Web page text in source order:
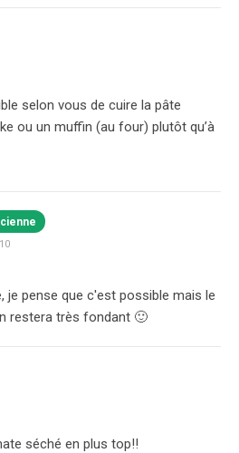
selon vous de cuire la pâte
ou un muffin (au four) plutôt qu’à
je pense que c'est possible mais le
restera très fondant 🙂
séché en plus top!!